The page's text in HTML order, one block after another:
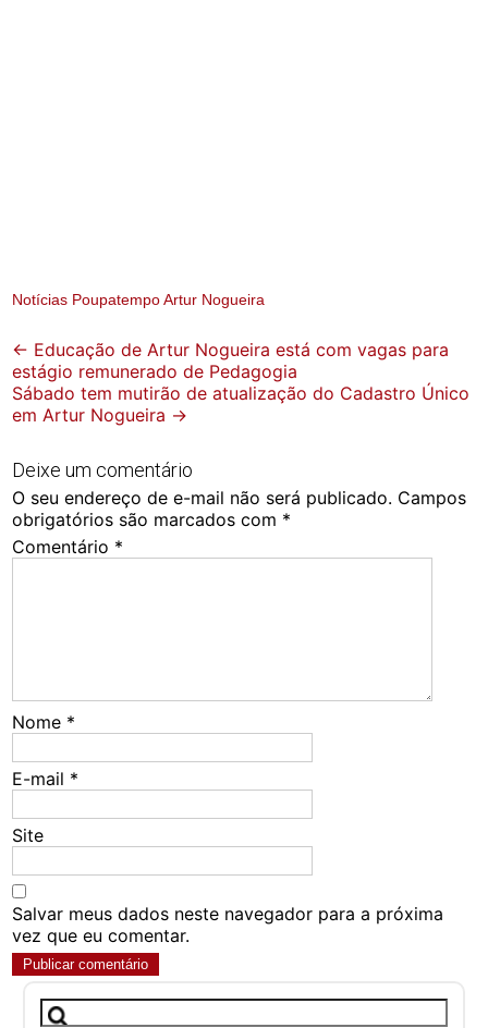
Notícias Poupatempo Artur Nogueira
Post
navigation
← Educação de Artur Nogueira está com vagas para
estágio remunerado de Pedagogia
Sábado tem mutirão de atualização do Cadastro Único
em Artur Nogueira →
Deixe um comentário
O seu endereço de e-mail não será publicado. Campos
obrigatórios são marcados com *
Comentário *
Nome *
E-mail *
Site
Salvar meus dados neste navegador para a próxima
vez que eu comentar.